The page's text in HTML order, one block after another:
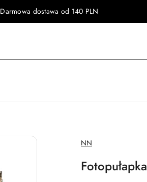
Darmowa dostawa od 140 PLN
NAZWA
PRODUCENTA:
NN